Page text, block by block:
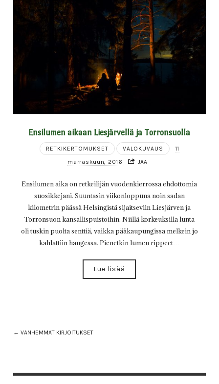
Ensilumen aikaan Liesjärvellä ja Torronsuolla
RETKIKERTOMUKSET VALOKUVAUS
11
marraskuun, 2016
JAA
Ensilumen aika on retkeilijän vuodenkierrossa ehdottomia
suosikkejani. Suuntasin viikonloppuna noin sadan
kilometrin päässä Helsingistä sijaitseviin Liesjärven ja
Torronsuon kansallispuistoihin. Niillä korkeuksilla lunta
oli tuskin puolta senttiä, vaikka pääkaupungissa melkein jo
kahlattiin hangessa. Pienetkin lumen rippeet…
Lue lisää
← VANHEMMAT KIRJOITUKSET